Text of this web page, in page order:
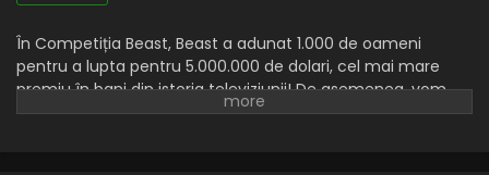
În Competiția Beast, Beast a adunat 1.000 de oameni
pentru a lupta pentru 5.000.000 de dolari, cel mai mare
premiu în bani din istoria televiziunii! De asemenea, vom
oferi o insulă privată, Lamborghini și alte milioane în bani pe